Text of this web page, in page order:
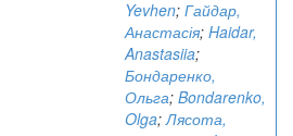
Yevhen; Гайдар,
Анастасія; Haidar,
Anastasiia;
Бондаренко,
Ольга; Bondarenko,
Olga;Лясота,